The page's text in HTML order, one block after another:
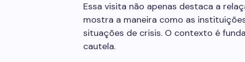
Essa visita não apenas destaca a
mostra a maneira como as
situações de crisis. O contexto é
cautela.